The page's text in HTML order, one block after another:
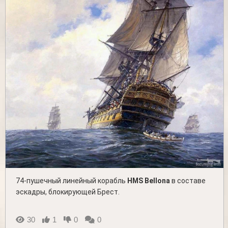
74-пушечный линейный корабль HMS Bellona в составе
эскадры, блокирующей Брест.
30 1 0 0